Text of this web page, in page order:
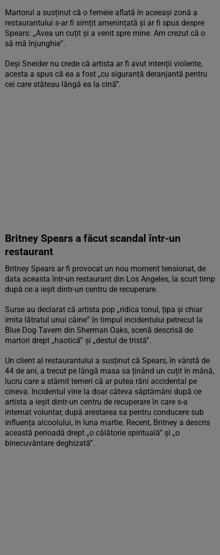
Martorul a susținut că o femeie aflată în aceeași zonă a
restaurantului s-ar fi simțit amenințată și ar fi spus despre
Spears: „Avea un cuțit și a venit spre mine. Am crezut că o
să mă înjunghie”.
Deși Sneider nu crede că artista ar fi avut intenții violente,
acesta a spus că ea a fost „cu siguranță deranjantă pentru
cei care stăteau lângă ea la cină”.
Britney Spears a făcut scandal într-un
restaurant
Britney Spears ar fi provocat un nou moment tensionat, de
data aceasta într-un restaurant din Los Angeles, la scurt timp
după ce a ieșit dintr-un centru de recuperare.
Surse au declarat că artista pop „ridica tonul, țipa și chiar
imita lătratul unui câine” în timpul incidentului petrecut la
Blue Dog Tavern din Sherman Oaks, scenă descrisă de
martori drept „haotică” și „destul de tristă”.
Un client al restaurantului a susținut că Spears, în vârstă de
44 de ani, a trecut pe lângă masa sa ținând un cuțit în mână,
lucru care a stârnit temeri că ar putea răni accidental pe
cineva. Incidentul vine la doar câteva săptămâni după ce
artista a ieșit dintr-un centru de recuperare în care s-a
internat voluntar, după arestarea sa pentru conducere sub
influența alcoolului, în luna martie. Recent, Britney a descris
această perioadă drept „o călătorie spirituală” și „o
binecuvântare deghizată”.